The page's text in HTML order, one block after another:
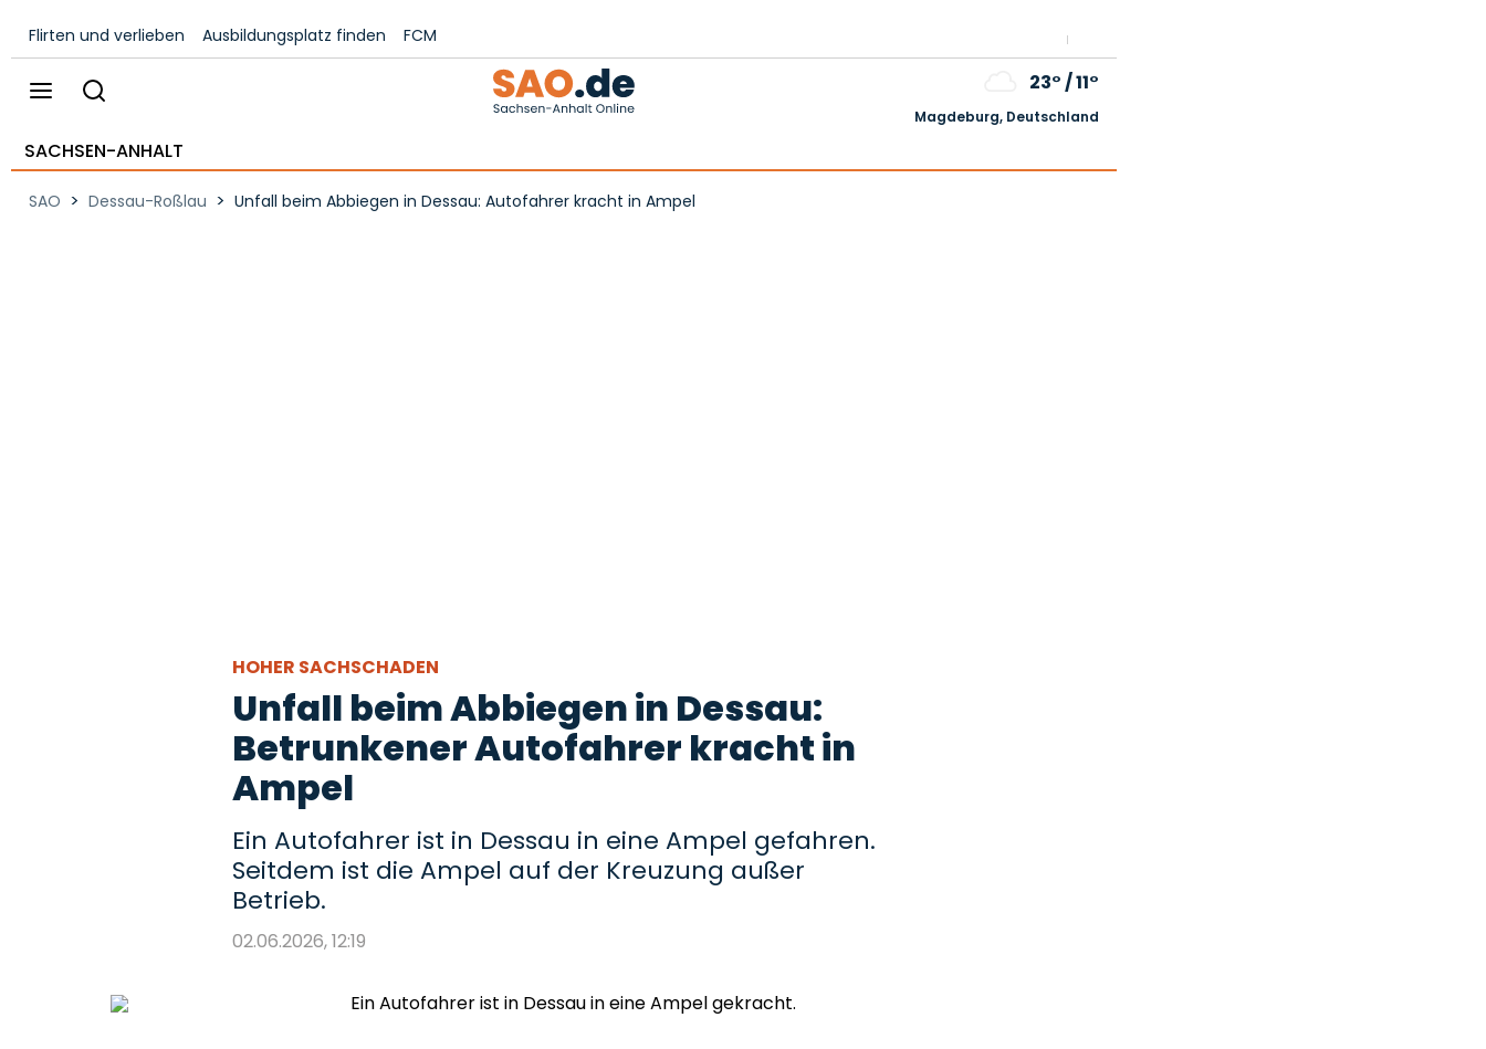
Flirten und verlieben Ausbildungsplatz finden FCM
23°/11°
Magdeburg, Deutschland
SACHSEN-ANHALT
SAO > Dessau-Roßlau > Unfall beim Abbiegen in Dessau: Autofahrer kracht in Ampel
HOHER SACHSCHADEN
Unfall beim Abbiegen in Dessau:
Betrunkener Autofahrer kracht in
Ampel
Ein Autofahrer ist in Dessau in eine Ampel gefahren.
Seitdem ist die Ampel auf der Kreuzung außer
Betrieb.
02.06.2026, 12:19